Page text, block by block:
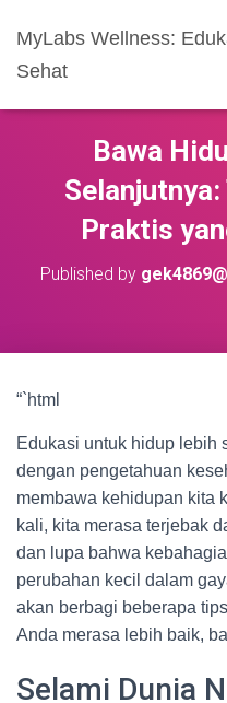
MyLabs Wellness:
Sehat
Bawa
Praktis
Published by
“`html
Edukasi untuk hidup lebih
dengan pengetahuan
membawa kehidupan kita
kali, kita merasa terjebak
dan lupa bahwa
perubahan kecil dalam
akan berbagi beberapa
Anda merasa lebih baik,
Selami Dunia